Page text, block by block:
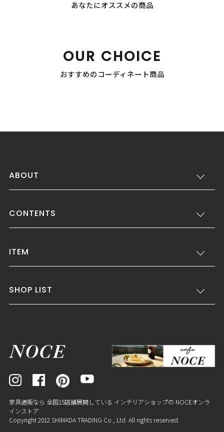
あなたにオススメの商品
OUR CHOICE
おすすめのコーディネート商品
ABOUT
CONTENTS
ITEM
SHOP LIST
家具通販なら 全国15店舗展開している インテリアショップの NOCEオンラ
インストア
Copyright 2012 SHIMADA TRADING Co., Ltd. All rights reserved.